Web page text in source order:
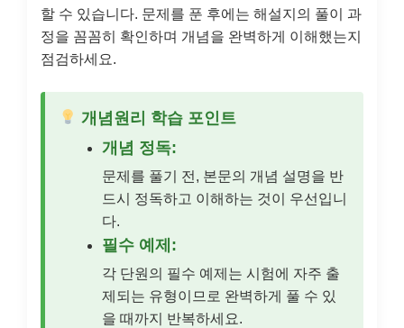
할 수 있습니다. 문제를 푼 후에는 해설지의 풀이 과
정을 꼼꼼히 확인하며 개념을 완벽하게 이해했는지
점검하세요.
개념원리 학습 포인트
개념 정독:
문제를 풀기 전, 본문의 개념 설명을 반
드시 정독하고 이해하는 것이 우선입니
다.
필수 예제:
각 단원의 필수 예제는 시험에 자주 출
제되는 유형이므로 완벽하게 풀 수 있
을 때까지 반복하세요.